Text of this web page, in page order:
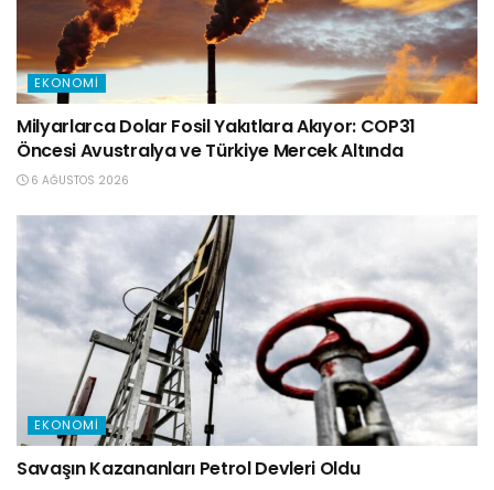
EKONOMI
Milyarlarca Dolar Fosil Yakıtlara Akıyor: COP31
Öncesi Avustralya ve Türkiye Mercek Altında
6 AĞUSTOS 2026
EKONOMI
Savaşın Kazananları Petrol Devleri Oldu